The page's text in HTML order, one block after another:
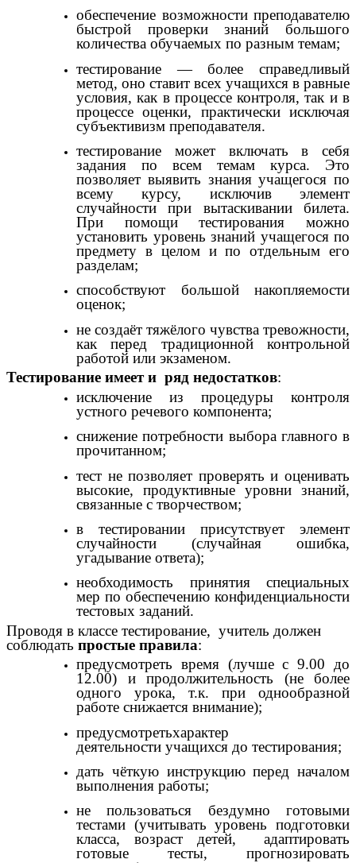
обеспечение возможности преподавателю
быстрой проверки знаний большого
количества обучаемых по разным темам;
тестирование — более справедливый
метод, оно ставит всех учащихся в равные
условия, как в процессе контроля, так и в
процессе оценки, практически исключая
субъективизм преподавателя.
тестирование может включать в себя
задания по всем темам курса. Это
позволяет выявить знания учащегося по
всему курсу, исключив элемент
случайности при вытаскивании билета.
При помощи тестирования можно
установить уровень знаний учащегося по
предмету в целом и по отдельным его
разделам;
способствуют большой накопляемости
оценок;
не создаёт тяжёлого чувства тревожности,
как перед традиционной контрольной
работой или экзаменом.
Тестирование имеет и ряд недостатков:
исключение из процедуры контроля
устного речевого компонента;
снижение потребности выбора главного в
прочитанном;
тест не позволяет проверять и оценивать
высокие, продуктивные уровни знаний,
связанные с творчеством;
в тестировании присутствует элемент
случайности (случайная ошибка,
угадывание ответа);
необходимость принятия специальных
мер по обеспечению конфиденциальности
тестовых заданий.
Проводя в классе тестирование, учитель должен
соблюдать простые правила:
предусмотреть время (лучше с 9.00 до
12.00) и продолжительность (не более
одного урока, т.к. при однообразной
работе снижается внимание);
предусмотретьхарактер
деятельности учащихся до тестирования;
дать чёткую инструкцию перед началом
выполнения работы;
не пользоваться бездумно готовыми
тестами (учитывать уровень подготовки
класса, возраст детей, адаптировать
готовые тесты, прогнозировать